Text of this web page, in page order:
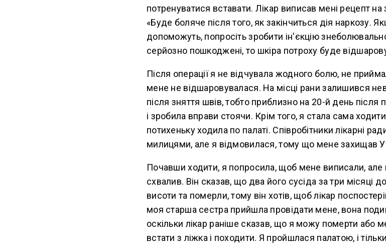
потренуватися вставати. Лікар виписав мені рецепт на
«Буде боляче після того, як закінчиться дія наркозу.
допоможуть, попросіть зробити ін'єкцію
серйозно пошкоджені, то шкіра потроху буде
Після операції я не відчувала жодного болю, не
мене не відшаровувалася. На місці рани залишився
після зняття швів, тобто приблизно на 20-й день після
і зробила вправи стоячи. Крім того, я стала сама
потихеньку ходила по палаті. Співробітники лікарні
милицями, але я відмовилася, тому що мене захищав
Почавши ходити, я попросила, щоб мене виписали, але
схвалив. Він сказав, що два його сусіда за три місяці
висоти та померли, тому він хотів, щоб лікар
моя старша сестра прийшла провідати мене, вона
оскільки лікар раніше сказав, що я можу померти або
встати з ліжка і походити. Я пройшлася палатою, і